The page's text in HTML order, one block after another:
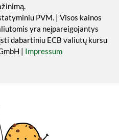
PVM. | Visos kainos
yra neįpareigojantys
dabartiniu ECB valiutų kursu
| Impressum